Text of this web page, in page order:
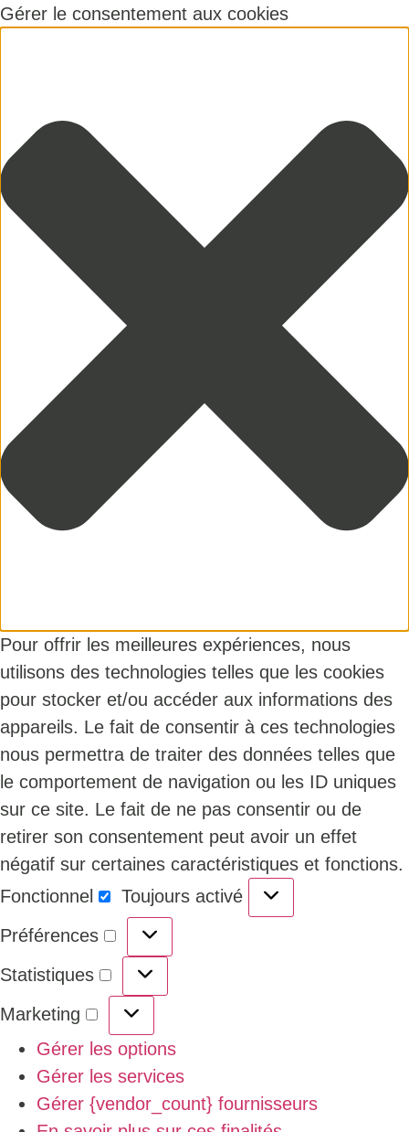
Gérer le consentement aux cookies
Pour offrir les meilleures expériences, nous
utilisons des technologies telles que les cookies
pour stocker et/ou accéder aux informations des
appareils. Le fait de consentir à ces technologies
nous permettra de traiter des données telles que
le comportement de navigation ou les ID uniques
sur ce site. Le fait de ne pas consentir ou de
retirer son consentement peut avoir un effet
négatif sur certaines caractéristiques et fonctions.
Fonctionnel
Toujours activé
Préférences
Statistiques
Marketing
Gérer les options
Gérer les services
Gérer {vendor_count} fournisseurs